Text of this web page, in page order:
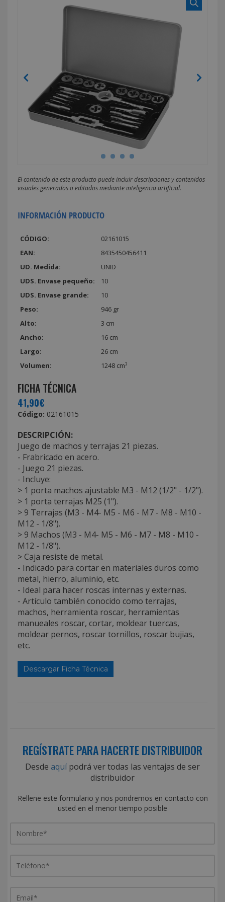
El contenido de este producto puede incluir descripciones y contenidos
visuales generados o editados mediante inteligencia artificial.
INFORMACIÓN PRODUCTO
CÓDIGO:
02161015
EAN:
8435450456411
UD. Medida:
UNID
UDS. Envase pequeño:
10
UDS. Envase grande:
10
Peso:
946 gr
Alto:
3 cm
Ancho:
16 cm
Largo:
26 cm
Volumen:
1248 cm³
FICHA TÉCNICA
41,90€
Código: 02161015
DESCRIPCIÓN:
Juego de machos y terrajas 21 piezas.
- Frabricado en acero.
- Juego 21 piezas.
- Incluye:
> 1 porta machos ajustable M3 - M12 (1/2" - 1/2").
> 1 porta terrajas M25 (1").
> 9 Terrajas (M3 - M4- M5 - M6 - M7 - M8 - M10 -
M12 - 1/8").
> 9 Machos (M3 - M4- M5 - M6 - M7 - M8 - M10 -
M12 - 1/8").
> Caja resiste de metal.
- Indicado para cortar en materiales duros como
metal, hierro, aluminio, etc.
- Ideal para hacer roscas internas y externas.
- Artículo también conocido como terrajas,
machos, herramienta roscar, herramientas
manueales roscar, cortar, moldear tuercas,
moldear pernos, roscar tornillos, roscar bujias,
etc.
Descargar Ficha Técnica
REGÍSTRATE PARA HACERTE DISTRIBUIDOR
Desde aquípodrá ver todas las ventajas de ser
distribuidor
Rellene este formulario y nos pondremos en contacto con
usted en el menor tiempo posible